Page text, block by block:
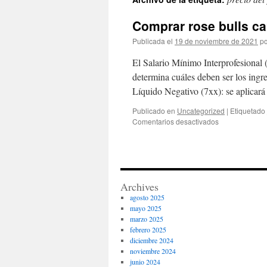
contenido
Comprar rose bulls
Publicada el 19 de noviembre de 2021
El Salario Mínimo Interprofesional
determina cuáles deben ser los
Líquido Negativo (7xx): se
Publicado en Uncategorized | Etiquetado
Comentarios desactivadosen
Archives
agosto 2025
mayo 2025
marzo 2025
febrero 2025
diciembre 2024
noviembre 2024
junio 2024